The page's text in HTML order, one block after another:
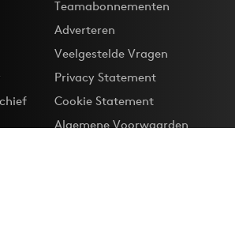
Teamabonnementen
Adverteren
Veelgestelde Vragen
Privacy Statement
Cookie Statement
Algemene Voorwaarden